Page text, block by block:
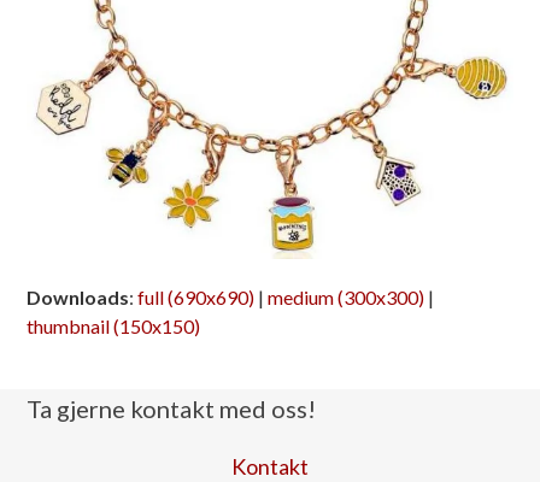
Downloads:full (690x690) |medium (300x300) |
thumbnail (150x150)
Ta gjerne kontakt med oss!
Kontakt